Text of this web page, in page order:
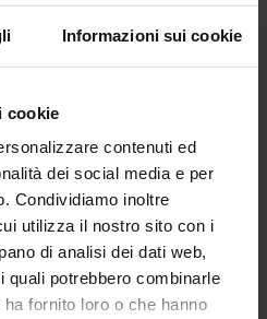
Informazioni sui cookie
cookie
contenuti ed
dei social media e per
Condividiamo inoltre
utilizza il nostro sito con i
di analisi dei dati web,
quali potrebbero combinarle
fornito loro o che hanno